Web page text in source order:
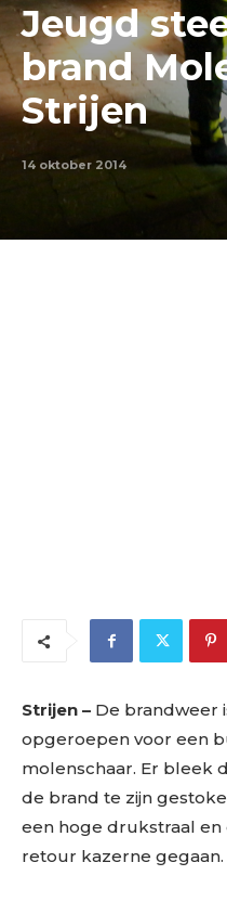
Jeugd
brand
Strijen
14 oktober 2014
Strijen – De brandweer
opgeroepen voor een
molenschaar. Er bleek
de brand te zijn
een hoge drukstraal en
retour kazerne gegaan.